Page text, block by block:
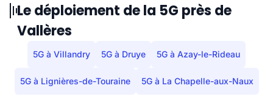
Le déploiement de la 5G près de
Vallères
5G à Villandry 5G à Druye 5G à Azay-le-Rideau
5G à Lignières-de-Touraine 5G à La Chapelle-aux-Naux